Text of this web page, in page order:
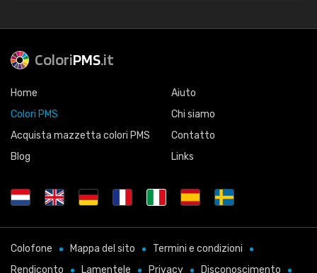
ColoriPMS.it
Home
Colori PMS
Acquista mazzetta colori PMS
Blog
Aiuto
Chi siamo
Contatto
Links
Colofone Mappa del sito
Termini e condizioni
Rendiconto
Lamentele Privacy Disconoscimento